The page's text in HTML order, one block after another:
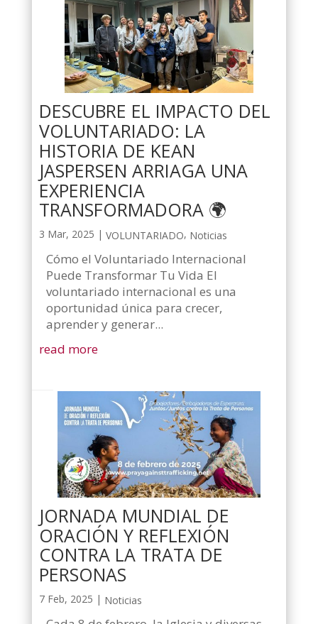
DESCUBRE EL IMPACTO DEL
VOLUNTARIADO: LA
HISTORIA DE KEAN
JASPERSEN ARRIAGA UNA
EXPERIENCIA
TRANSFORMADORA 🌍
3 Mar, 2025 | VOLUNTARIADO, Noticias
Cómo el Voluntariado Internacional
Puede Transformar Tu Vida El
voluntariado internacional es una
oportunidad única para crecer,
aprender y generar...
read more
JORNADA MUNDIAL DE
ORACIÓN Y REFLEXIÓN
CONTRA LA TRATA DE
PERSONAS
7 Feb, 2025 | Noticias